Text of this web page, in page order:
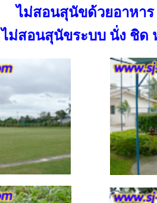
ไม่สอนสุนัขด้วยอาหา
ไม่สอนสุนัขระบบ นั่ง ชิด